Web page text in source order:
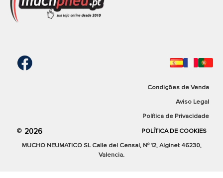
Condições de Venda
Aviso Legal
Política de Privacidade
© 2026
POLÍTICA DE COOKIES
MUCHO NEUMATICO SL Calle del Censal, Nº 12, Alginet 46230,
Valencia.